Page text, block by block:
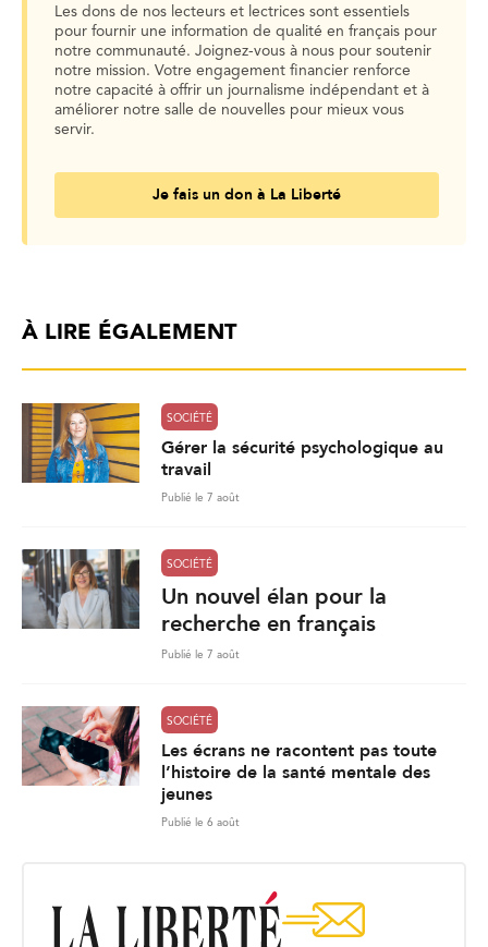
Les dons de nos lecteurs et lectrices sont essentiels
pour fournir une information de qualité en français pour
notre communauté. Joignez-vous à nous pour soutenir
notre mission. Votre engagement financier renforce
notre capacité à offrir un journalisme indépendant et à
améliorer notre salle de nouvelles pour mieux vous
servir.
Je fais un don à La Liberté
À LIRE ÉGALEMENT
SOCIÉTÉ
Gérer la sécurité psychologique au
travail
Publié le 7 août
SOCIÉTÉ
Un nouvel élan pour la
recherche en français
Publié le 7 août
SOCIÉTÉ
Les écrans ne racontent pas toute
l’histoire de la santé mentale des
jeunes
Publié le 6 août